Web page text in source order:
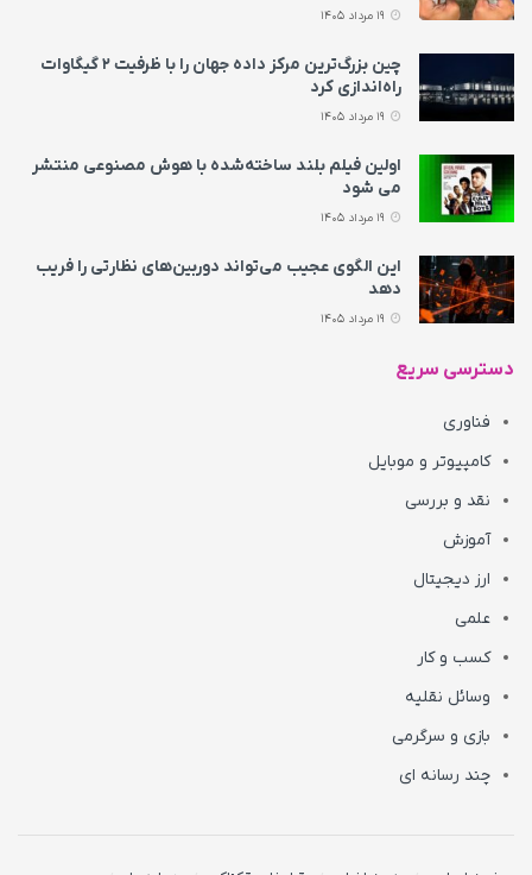
چین بزرگ‌ترین مرکز داده جهان را با ظرفیت ۲ گیگاوات
راه‌اندازی کرد
اولین فیلم بلند ساخته‌شده با هوش مصنوعی منتشر
می‌ شود
این الگوی عجیب می‌تواند دوربین‌های نظارتی را فریب
دهد
دسترسی سریع
فناوری
کامپیوتر و موبایل
نقد و بررسی
آموزش
ارز دیجیتال
علمی
کسب و کار
وسائل نقلیه
بازی و سرگرمی
چند رسانه ای